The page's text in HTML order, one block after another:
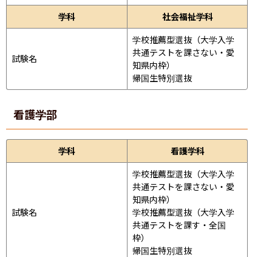
学科
社会福祉学科
試験名
学校推薦型選抜（大学入学
共通テストを課さない・愛
知県内枠）
帰国生特別選抜
看護学部
学科 看護学科
試験名
学校推薦型選抜（大学入学
共通テストを課さない・愛
知県内枠）
学校推薦型選抜（大学入学
共通テストを課す・全国
枠）
帰国生特別選抜